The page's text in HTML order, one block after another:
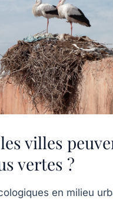
villes
vertes ?
en milieu